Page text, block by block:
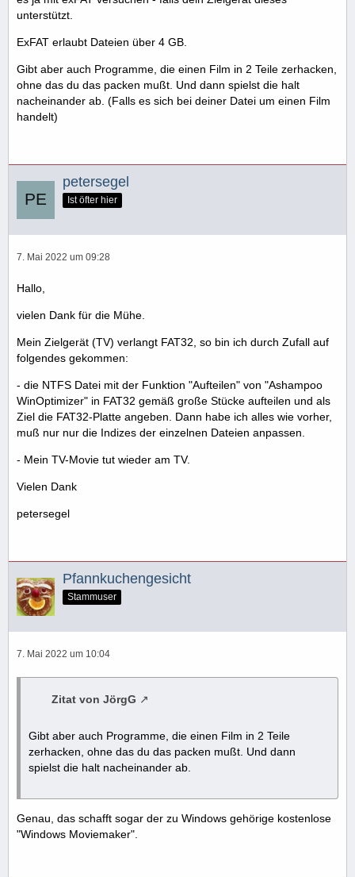
unterstützt.
ExFAT erlaubt Dateien über 4 GB.
Gibt aber auch Programme, die einen Film in 2 Teile zerhacken,
ohne das du das packen mußt. Und dann spielst die halt
nacheinander ab. (Falls es sich bei deiner Datei um einen Film
handelt)
petersegel
Ist öfter hier
7. Mai 2022 um 09:28
Hallo,
vielen Dank für die Mühe.
Mein Zielgerät (TV) verlangt FAT32, so bin ich durch Zufall auf
folgendes gekommen:
- die NTFS Datei mit der Funktion "Aufteilen" von "Ashampoo
WinOptimizer" in FAT32 gemäß große Stücke aufteilen und als
Ziel die FAT32-Platte angeben. Dann habe ich alles wie vorher,
muß nur nur die Indizes der einzelnen Dateien anpassen.
- Mein TV-Movie tut wieder am TV.
Vielen Dank
petersegel
Pfannkuchengesicht
Stammuser
7. Mai 2022 um 10:04
Zitat von JörgG
Gibt aber auch Programme, die einen Film in 2 Teile
zerhacken, ohne das du das packen mußt. Und dann
spielst die halt nacheinander ab.
Genau, das schafft sogar der zu Windows gehörige kostenlose
"Windows Moviemaker".